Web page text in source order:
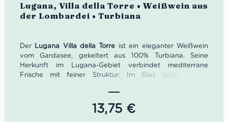
Lugana, Villa della Torre • Weißwein aus
der Lombardei • Turbiana
Der Lugana Villa della Torre ist ein eleganter Weißwein
vom Gardasee, gekeltert aus 100% Turbiana. Seine
Herkunft im Lugana-Gebiet verbindet mediterrane
Frische mit feiner Struktur: Im Glas zeigt er ein
weiße Blüten, Zitrusfrüchte und aromatische Kräuter. Am
Gaumen wirkt er frisch, mineralisch und angenehm tief –
ideal als Aperitivo, zu Fisch aus See und Meer, Quiches
13,75 €
mit5.00von
5